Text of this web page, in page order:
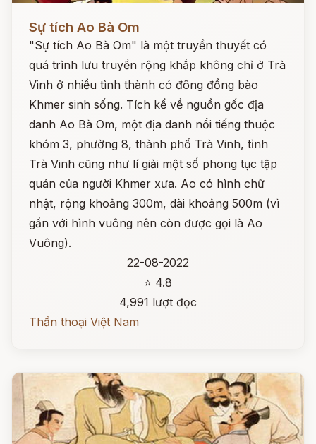
Sự tích Ao Bà Om
"Sự tích Ao Bà Om" là một truyền thuyết có
quá trình lưu truyền rộng khắp không chỉ ở Trà
Vinh ở nhiều tình thành có đông đồng bào
Khmer sinh sống. Tích kể về nguồn gốc địa
danh Ao Bà Om, một địa danh nổi tiếng thuộc
khóm 3, phường 8, thành phố Trà Vinh, tỉnh
Trà Vinh cũng như lí giải một số phong tục tập
quán của người Khmer xưa. Ao có hình chữ
nhật, rộng khoảng 300m, dài khoảng 500m (vì
gần với hình vuông nên còn được gọi là Ao
Vuông).
22-08-2022
⭐ 4.8
4,991 lượt đọc
Thần thoại Việt Nam